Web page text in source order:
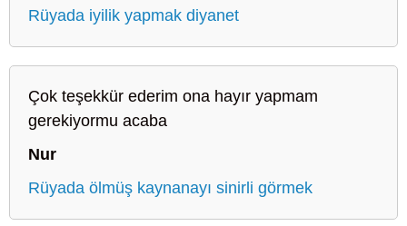
Rüyada iyilik yapmak diyanet
Çok teşekkür ederim ona hayır yapmam
gerekiyormu acaba
Nur
Rüyada ölmüş kaynanayı sinirli görmek